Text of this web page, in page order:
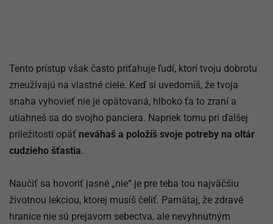
Tento prístup však často priťahuje ľudí, ktorí tvoju dobrotu
zneužívajú na vlastné ciele. Keď si uvedomíš, že tvoja
snaha vyhovieť nie je opätovaná, hlboko ťa to zraní a
utiahneš sa do svojho panciera. Napriek tomu pri ďalšej
príležitosti opäť neváhaš a položíš svoje potreby na oltár
cudzieho šťastia.
Naučiť sa hovoriť jasné „nie“ je pre teba tou najväčšiu
životnou lekciou, ktorej musíš čeliť. Pamätaj, že zdravé
hranice nie sú prejavom sebectva, ale nevyhnutným